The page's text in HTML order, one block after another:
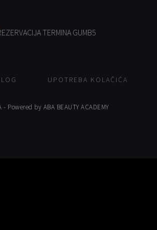
UPOTREBA KOLAČIĆA
- Powered by ABA BEAUTY ACADEMY